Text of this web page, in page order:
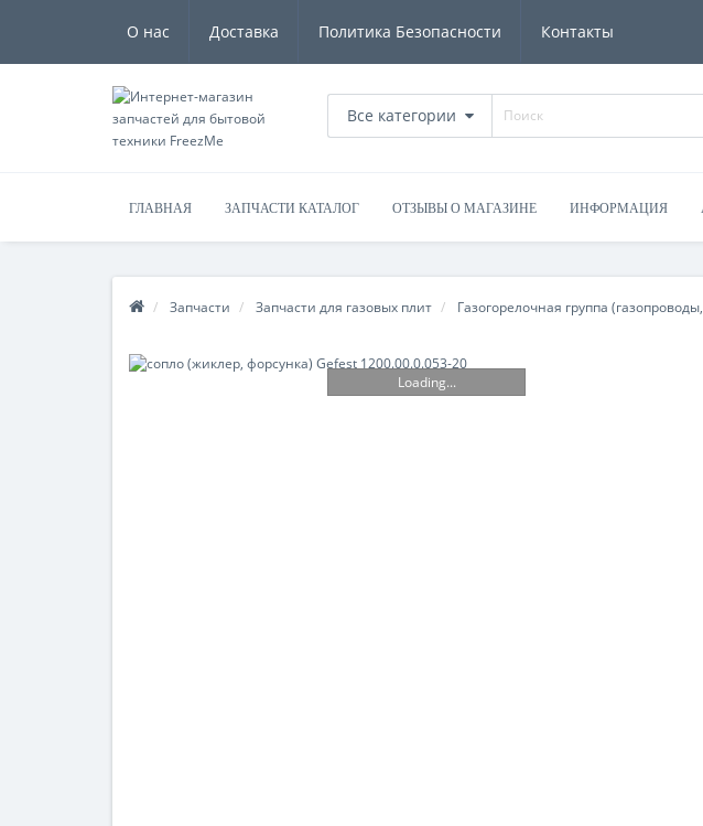
О нас Доставка Политика Безопасности Контакты
Все категории
ГЛАВНАЯ ЗАПЧАСТИ КАТАЛОГ ОТЗЫВЫ О МАГАЗИНЕ ИНФОРМАЦИЯ
Запчасти Запчасти для газовых плит Газогорелочная группа
Loading...